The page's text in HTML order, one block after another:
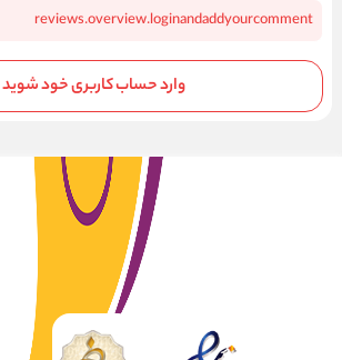
reviews.overview.loginandaddyourcomment
وارد حساب کاربری خود شوید